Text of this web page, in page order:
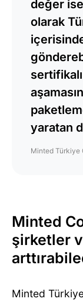
değer ise
olarak
yaratan
Minted Türkiye
Minted
şirketler
Minted